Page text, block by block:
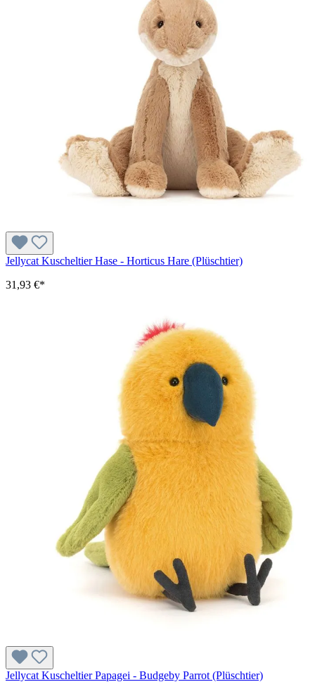
Jellycat Kuscheltier Hase - Horticus Hare (Plüschtier)
31,93 €*
Jellycat Kuscheltier Papagei - Budgeby Parrot (Plüschtier)